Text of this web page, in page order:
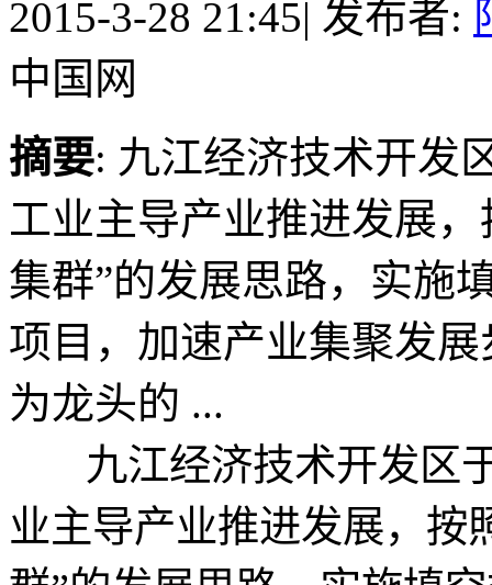
2015-3-28 21:45| 发布者:
中国网
摘要: 九江经济技术开发
工业主导产业推进发展
集群”的发展思路，实施
项目，加速产业集聚发
为龙头的 ...
九江经济技术开发区于
业主导产业推进发展，